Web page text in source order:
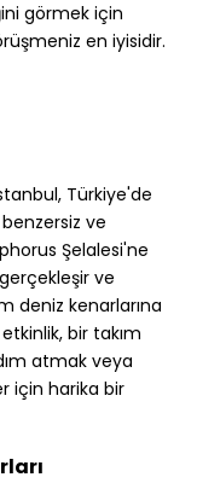
görmek için
en iyisidir.
Türkiye'de
ve
Şelalesi'ne
ve
deniz kenarlarına
bir takım
atmak veya
için harika bir